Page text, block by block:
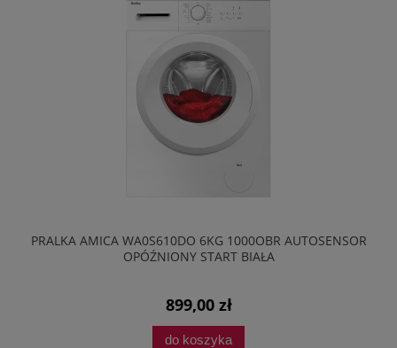
PRALKA AMICA WA0S610DO 6KG 1000OBR AUTOSENSOR
OPÓŹNIONY START BIAŁA
899,00 zł
do koszyka